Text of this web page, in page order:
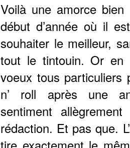
Voilà une amorce
début d’année où il
souhaiter le meilleur,
tout le tintouin. Or en
voeux tous particuliers
n’ roll après une
sentiment
rédaction. Et pas que.